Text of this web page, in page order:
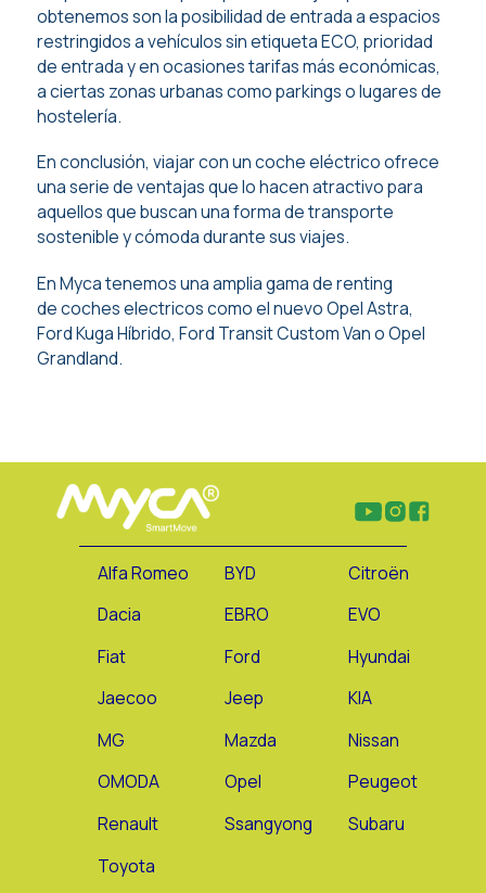
obtenemos son la posibilidad de entrada a espacios
restringidos a vehículos sin etiqueta ECO, prioridad
de entrada y en ocasiones tarifas más económicas,
a ciertas zonas urbanas como parkings o lugares de
hostelería.
En conclusión, viajar con un coche eléctrico ofrece
una serie de ventajas que lo hacen atractivo para
aquellos que buscan una forma de transporte
sostenible y cómoda durante sus viajes.
En Myca tenemos una amplia gama de renting
de coches electricos como elnuevo Opel Astra,
Ford Kuga Híbrido, Ford Transit Custom VanoOpel
Grandland.
Alfa Romeo BYD
Citroën
Dacia
EBRO
EVO
Fiat
Ford
Hyundai
Jaecoo
Jeep
KIA
MG
Mazda
Nissan
OMODA
Opel
Peugeot
Renault
Ssangyong
Subaru
Toyota